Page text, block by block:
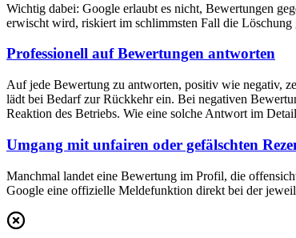
Wichtig dabei: Google erlaubt es nicht, Bewertungen
erwischt wird, riskiert im schlimmsten Fall die
Professionell auf Bewertungen antworten
Auf jede Bewertung zu antworten, positiv wie negativ,
lädt bei Bedarf zur Rückkehr ein. Bei negativen
Reaktion des Betriebs. Wie eine solche Antwort im
Umgang mit unfairen oder gefälschten
Manchmal landet eine Bewertung im Profil, die
Google eine offizielle Meldefunktion direkt bei der